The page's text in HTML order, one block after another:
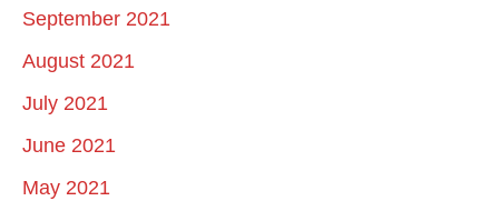
September 2021
August 2021
July 2021
June 2021
May 2021